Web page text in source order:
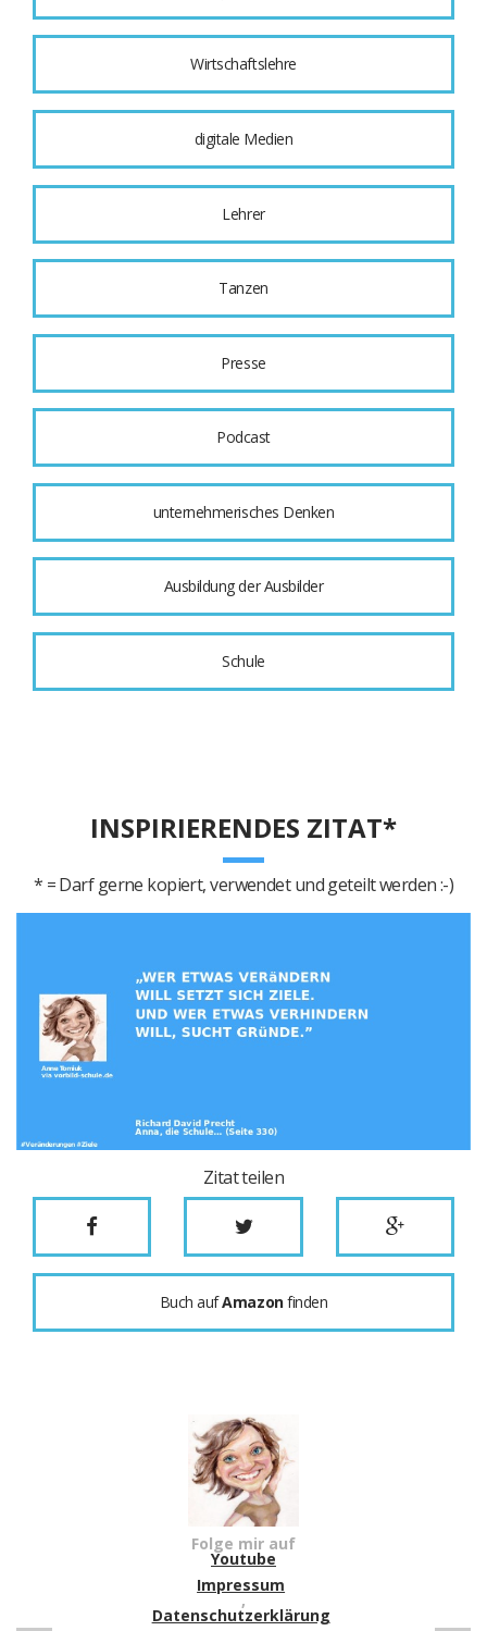
Wirtschaftslehre
digitale Medien
Lehrer
Tanzen
Presse
Podcast
unternehmerisches Denken
Ausbildung der Ausbilder
Schule
INSPIRIERENDES ZITAT*
* = Darf gerne kopiert, verwendet und geteilt werden :-)
Zitat teilen
Buch aufAmazonfinden
Folge mir auf
Youtube
Impressum
,
Datenschutzerklärung